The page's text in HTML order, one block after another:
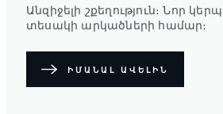
Անզիջելի շքեղություն։ Նոր
տեսակի արկածների համար։
ԻՄԱՆԱԼ ԱՎԵԼԻՆ